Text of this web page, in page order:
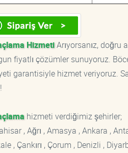
HizmetiArıyorsanız, doğru
fiyatlı çözümler sunuyoruz.
garantisiyle hizmet veriyoruz.
hizmeti verdiğimiz şehirler;
, Ağrı , Amasya , Ankara ,
, Çankırı , Çorum , Denizli ,